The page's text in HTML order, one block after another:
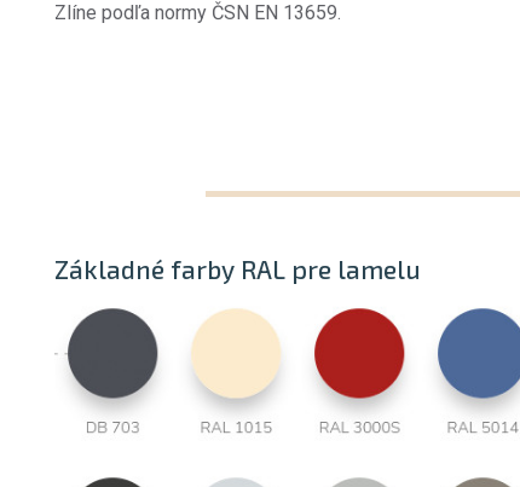
Zlíne podľa normy ČSN EN 13659.
Základné farby RAL pre lamelu